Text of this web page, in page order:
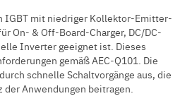
IGBT mit niedriger Kollektor-Emitter-
On- & Off-Board-Charger, DC/DC-
Inverter geeignet ist. Dieses
gemäß AEC-Q101. Die
schnelle Schaltvorgänge aus, die
Anwendungen beitragen.